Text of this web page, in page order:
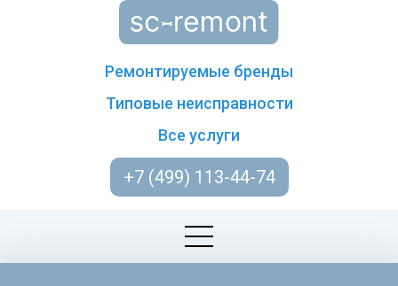
Ремонтируемые бренды
Типовые неисправности
Все услуги
+7 (499) 113-44-74